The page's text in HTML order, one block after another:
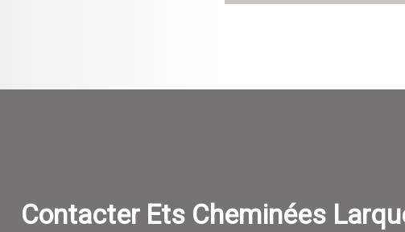
Contacter Ets Cheminées